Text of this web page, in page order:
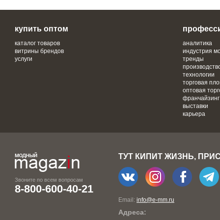
купить оптом
каталог товаров
витрины брендов
услуги
аналитика
индустрия
тренды
технологии
торговая
оптовая
франчайзинг
выставки
карьера
Звоните по всем вопросам
8-800-600-40-21
ТУТ КИПИТ ЖИЗНЬ,
Email: info@e-mm.ru
Адреса: